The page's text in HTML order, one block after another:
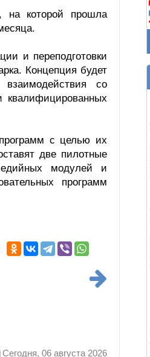
на которой прошла
и переподготовки
Концепция будет
со
квалифицированных
с целью их
две пилотные
модулей и
программ
Сегодня, 06 августа 2026